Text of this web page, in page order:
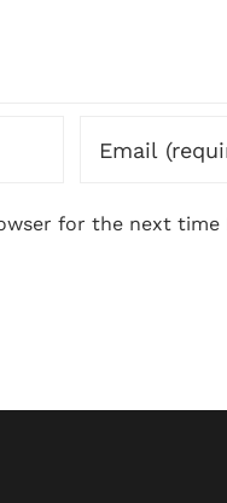
for the next time